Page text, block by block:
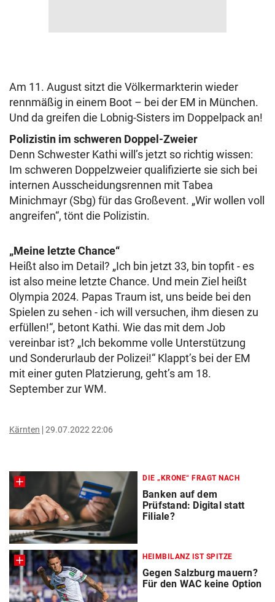
Am 11. August sitzt die Völkermarkterin wieder
rennmäßig in einem Boot – bei der EM in München.
Und da greifen die Lobnig-Sisters im Doppelpack an!
Polizistin im schweren Doppel-Zweier
Denn Schwester Kathi will’s jetzt so richtig wissen:
Im schweren Doppelzweier qualifizierte sie sich bei
internen Ausscheidungsrennen mit Tabea
Minichmayr (Sbg) für das Großevent. „Wir wollen voll
angreifen“, tönt die Polizistin.
„Meine letzte Chance“
Heißt also im Detail? „Ich bin jetzt 33, bin topfit - es
ist also meine letzte Chance. Und mein Ziel heißt
Olympia 2024. Papas Traum ist, uns beide bei den
Spielen zu sehen - ich will versuchen, ihm diesen zu
erfüllen!“, betont Kathi. Wie das mit dem Job
vereinbar ist? „Ich bekomme volle Unterstützung
und Sonderurlaub der Polizei!“ Klappt’s bei der EM
mit einer guten Platzierung, geht’s am 18.
September zur WM.
Kärnten 29.07.2022 22:06
DIE „KRONE“ FRAGT NACH
Banken auf dem
Prüfstand: Digital statt
Filiale?
HEIMBILANZ IST SPITZE
Gegen Salzburg mauern?
Für den WAC keine Option